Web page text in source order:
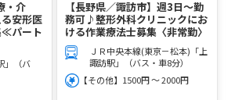
・介
安形医
≪パート
」（バ
【長野県／諏訪市】週3日～勤
務可♪整形外科クリニックにお
ける作業療法士募集〈非常勤〉
ＪＲ中央本線(東京－松本)「上
諏訪駅」（バス・車8分）
【その他】1500円 ～ 2000円